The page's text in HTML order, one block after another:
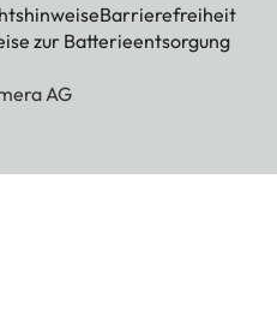
Barrierefreiheit
zur Batterieentsorgung
AG